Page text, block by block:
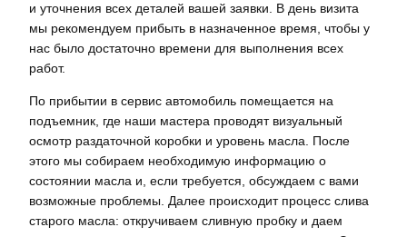
и уточнения всех деталей вашей заявки. В день визита
мы рекомендуем прибыть в назначенное время, чтобы у
нас было достаточно времени для выполнения всех
работ.
По прибытии в сервис автомобиль помещается на
подъемник, где наши мастера проводят визуальный
осмотр раздаточной коробки и уровень масла. После
этого мы собираем необходимую информацию о
состоянии масла и, если требуется, обсуждаем с вами
возможные проблемы. Далее происходит процесс слива
старого масла: откручиваем сливную пробку и даем